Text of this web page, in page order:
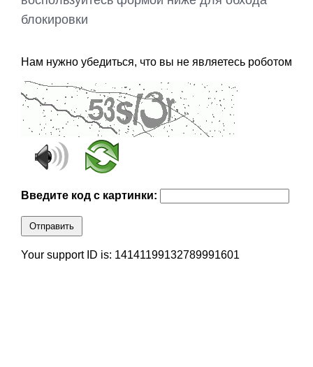
блокировки
Нам нужно убедиться, что вы не являетесь роботом
Введите код с картинки:
Отправить
Your support ID is: 14141199132789991601